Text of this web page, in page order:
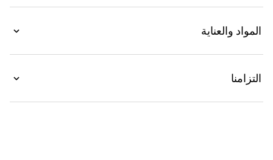
المواد والعناية
التزامنا